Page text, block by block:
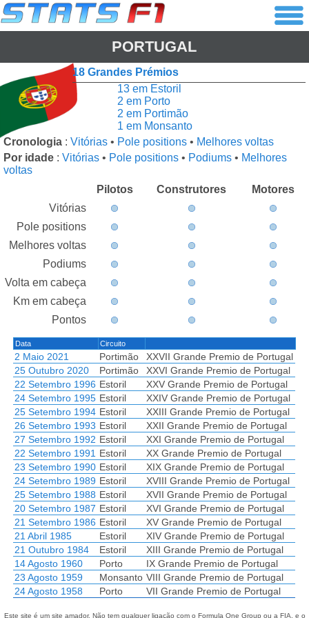
PORTUGAL
18 Grandes Prémios
13 em Estoril
2 em Porto
2 em Portimão
1 em Monsanto
Cronologia : Vitórias • Pole positions • Melhores voltas
Por idade : Vitórias • Pole positions • Podiums • Melhores
voltas
Pilotos
Construtores
Motores
Vitórias
Pole positions
Melhores voltas
Podiums
Volta em cabeça
Km em cabeça
Pontos
Data Circuito
2 Maio 2021 Portimão
XXVII Grande Premio de Portugal
25 Outubro 2020
Portimão
XXVI Grande Premio de Portugal
22 Setembro 1996 Estoril
XXV Grande Premio de Portugal
24 Setembro 1995 Estoril
XXIV Grande Premio de Portugal
25 Setembro 1994 Estoril
XXIII Grande Premio de Portugal
26 Setembro 1993 Estoril
XXII Grande Premio de Portugal
27 Setembro 1992 Estoril
XXI Grande Premio de Portugal
22 Setembro 1991 Estoril
XX Grande Premio de Portugal
23 Setembro 1990 Estoril
XIX Grande Premio de Portugal
24 Setembro 1989 Estoril
XVIII Grande Premio de Portugal
25 Setembro 1988 Estoril
XVII Grande Premio de Portugal
20 Setembro 1987 Estoril
XVI Grande Premio de Portugal
21 Setembro 1986 Estoril
XV Grande Premio de Portugal
21 Abril 1985
Estoril
XIV Grande Premio de Portugal
21 Outubro 1984
Estoril
XIII Grande Premio de Portugal
14 Agosto 1960
Porto
IX Grande Premio de Portugal
23 Agosto 1959
Monsanto VIII Grande Premio de Portugal
24 Agosto 1958
Porto VII Grande Premio de Portugal
Este site é um site amador. Não tem qualquer ligação com o Formula One Group ou a FIA, e o